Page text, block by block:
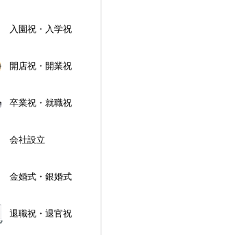
入園祝・入学祝
開店祝・開業祝
卒業祝・就職祝
会社設立
金婚式・銀婚式
退職祝・退官祝